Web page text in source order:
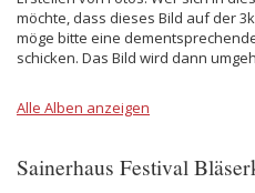
möchte, dass dieses Bild auf der
möge bitte eine
schicken. Das Bild wird dann
Alle Alben anzeigen
Sainerhaus Festival